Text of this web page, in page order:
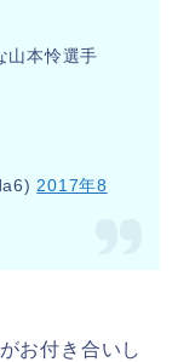
山本怜選手
2017年8
お付き合いし